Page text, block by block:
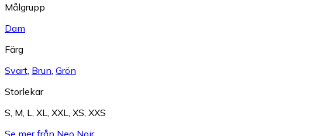
Målgrupp
Dam
Färg
Svart Brun Grön
Storlekar
S M L XL XXL XS XXS
Se mer från Neo Noir